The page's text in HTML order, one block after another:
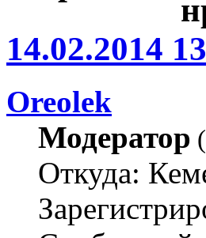
14.02.2014
Oreolek
Модератор (
Откуда: